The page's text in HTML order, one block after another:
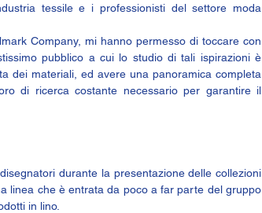
tessile e i professionisti del settore moda
Company, mi hanno permesso di toccare con
pubblico a cui lo studio di tali ispirazioni è
dei materiali, ed avere una panoramica completa
di ricerca costante necessario per garantire il
durante la presentazione delle collezioni
linea che è entrata da poco a far parte del gruppo
in lino.